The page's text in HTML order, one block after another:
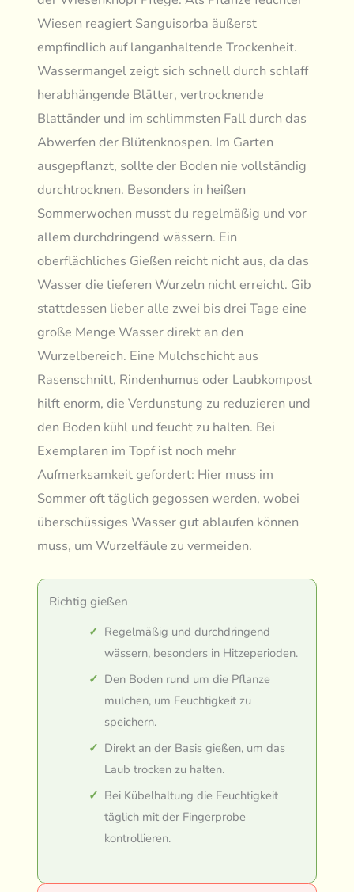
Wiesen reagiert Sanguisorba äußerst
empfindlich auf langanhaltende Trockenheit.
Wassermangel zeigt sich schnell durch schlaff
herabhängende Blätter, vertrocknende
Blattänder und im schlimmsten Fall durch das
Abwerfen der Blütenknospen. Im Garten
ausgepflanzt, sollte der Boden nie vollständig
durchtrocknen. Besonders in heißen
Sommerwochen musst du regelmäßig und vor
allem durchdringend wässern. Ein
oberflächliches Gießen reicht nicht aus, da das
Wasser die tieferen Wurzeln nicht erreicht. Gib
stattdessen lieber alle zwei bis drei Tage eine
große Menge Wasser direkt an den
Wurzelbereich. Eine Mulchschicht aus
Rasenschnitt, Rindenhumus oder Laubkompost
hilft enorm, die Verdunstung zu reduzieren und
den Boden kühl und feucht zu halten. Bei
Exemplaren im Topf ist noch mehr
Aufmerksamkeit gefordert: Hier muss im
Sommer oft täglich gegossen werden, wobei
überschüssiges Wasser gut ablaufen können
muss, um Wurzelfäule zu vermeiden.
Richtig gießen
Regelmäßig und durchdringend
wässern, besonders in Hitzeperioden.
Den Boden rund um die Pflanze
mulchen, um Feuchtigkeit zu
speichern.
Direkt an der Basis gießen, um das
Laub trocken zu halten.
Bei Kübelhaltung die Feuchtigkeit
täglich mit der Fingerprobe
kontrollieren.